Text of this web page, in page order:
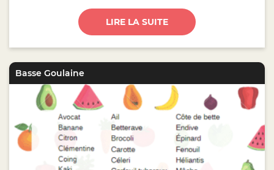
LIRE LA SUITE
Basse Goulaine